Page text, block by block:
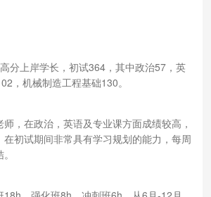
分上岸学长，初试364，其中政治57，英
，机械制造工程基础130。
，在政治，英语及专业课方面成绩较高，
在初试期间非常具有学习规划的能力，每周